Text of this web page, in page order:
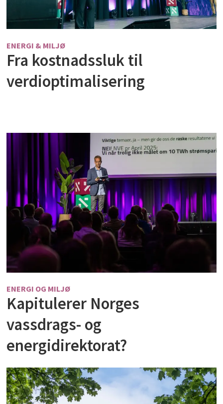
ENERGI & MILJØ
Fra kostnadssluk til
verdioptimalisering
ENERGI OG MILJØ
Kapitulerer Norges
vassdrags- og
energidirektorat?